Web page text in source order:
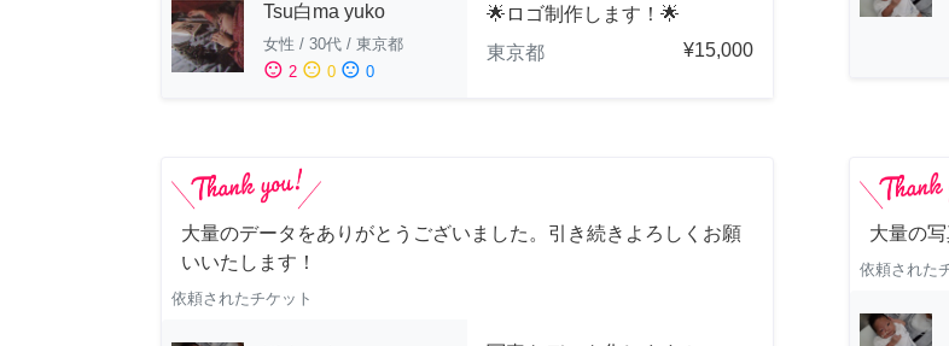
Tsu白ma yuko
女性 / 30代 / 東京都
sentiment_satisfied 2 sentiment_neutral 0 sentiment_dissatisfied 0
🌟ロゴ制作します！🌟
東京都
¥15,000
大量のデータをありがとうございました。引き続きよろしくお願
いいたします！
依頼されたチケット
大量の
依頼された